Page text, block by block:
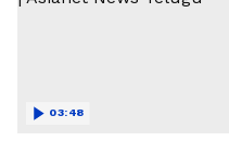
03:48